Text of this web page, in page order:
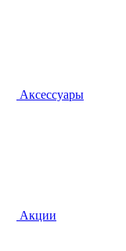
Аксессуары
Акции